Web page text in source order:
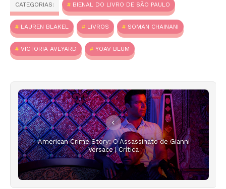
CATEGORIAS: BIENAL DO LIVRO DE SÃO PAULO
LAUREN BLAKEL LIVROS SOMAN CHAINANI
VICTORIA AVEYARD YOAV BLUM
American Crime Story: O Assassinato de Gianni
Versace | Crítica